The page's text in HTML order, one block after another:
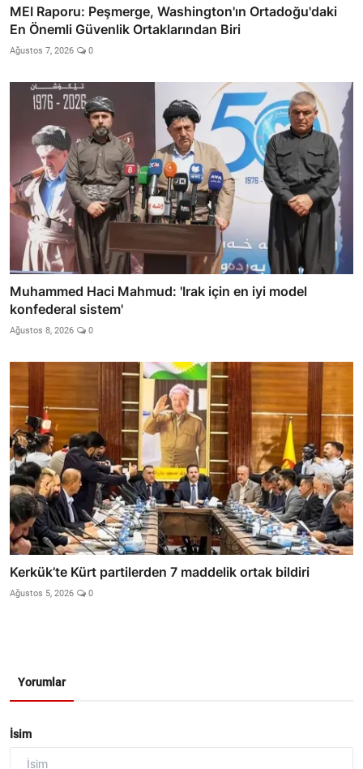
MEI Raporu: Peşmerge, Washington'ın Ortadoğu'daki
En Önemli Güvenlik Ortaklarından Biri
Ağustos 7, 2026 0
Muhammed Haci Mahmud: 'Irak için en iyi model
konfederal sistem'
Ağustos 8, 2026 0
Kerkük’te Kürt partilerden 7 maddelik ortak bildiri
Ağustos 5, 2026 0
Yorumlar
İsim